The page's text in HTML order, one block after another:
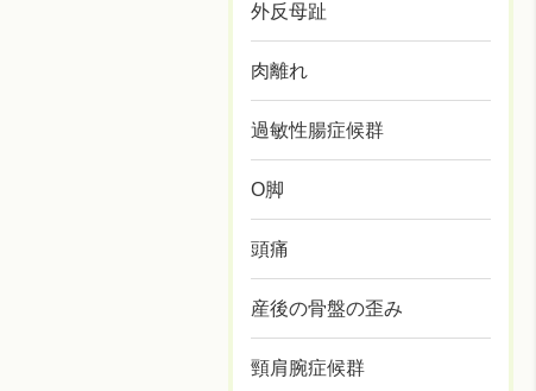
外反母趾
肉離れ
過敏性腸症候群
O脚
頭痛
産後の骨盤の歪み
頸肩腕症候群